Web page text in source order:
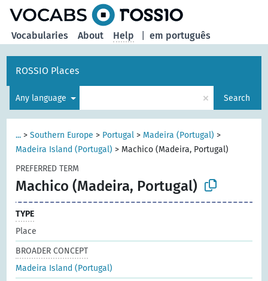
em português
Vocabularies About Help
ROSSIO Places
Any language × Search
... >Southern Europe > Portugal > Madeira (Portugal) >
Madeira Island (Portugal) > Machico (Madeira, Portugal)
PREFERRED TERM
Machico (Madeira, Portugal)
TYPE
Place
BROADER CONCEPT
Madeira Island (Portugal)